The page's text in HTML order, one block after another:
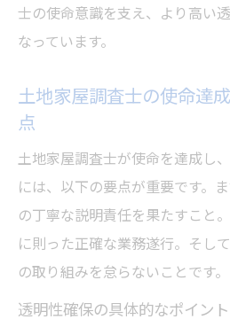
士の使命意識を支え、より高い
なっています。
土地家屋調査士の使命達
点
土地家屋調査士が使命を達成し
には、以下の要点が重要です。
の丁寧な説明責任を果たすこと
に則った正確な業務遂行。そし
の取り組みを怠らないことです。
透明性確保の具体的なポイント